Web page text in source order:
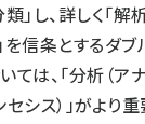
」し、詳しく「解
を信条とするダ
は、「分析（ア
シス）」がより